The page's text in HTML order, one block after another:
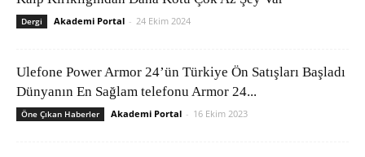
Dergi Akademi Portal - 24 Ekim 2024
Ulefone Power Armor 24’ün Türkiye Ön Satışları Başladı
Dünyanın En Sağlam telefonu Armor 24...
Öne Çıkan Haberler Akademi Portal - 16 Ekim 2023